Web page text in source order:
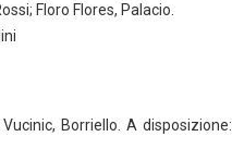
Floro Flores, Palacio.
Borriello. A disposizione: